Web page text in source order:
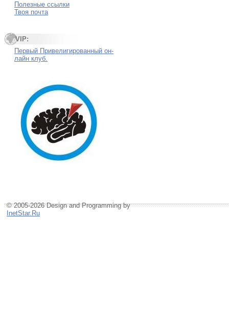
Полезные ссылки
Твоя почта
VIP:
Первый Привелигированный он-
лайн клуб.
© 2005-2026 Design and Programming by
InetStar.Ru